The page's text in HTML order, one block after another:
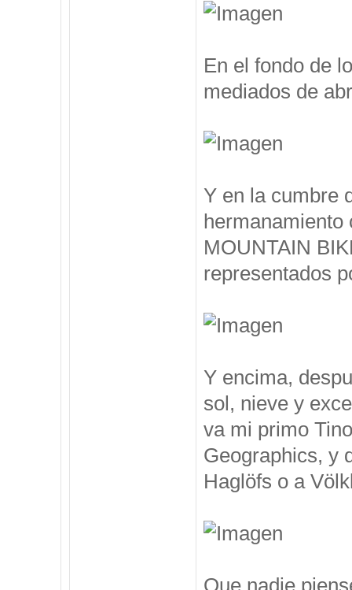
En el fondo de
mediados de
Y en la cumbre
hermanamiento
MOUNTAIN
representados
Y encima,
sol, nieve y
va mi primo
Geographics, y
Haglöfs o a
Que nadie